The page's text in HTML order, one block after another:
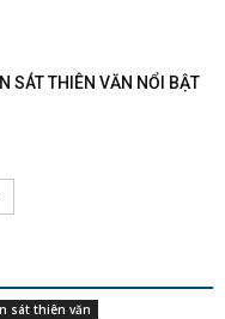
SÁT THIÊN VĂN NỔI BẬT
sát thiên văn